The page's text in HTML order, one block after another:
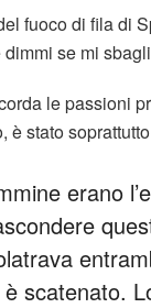
fuoco di fila di
se mi
le passioni
è stato
erano
scatenato.